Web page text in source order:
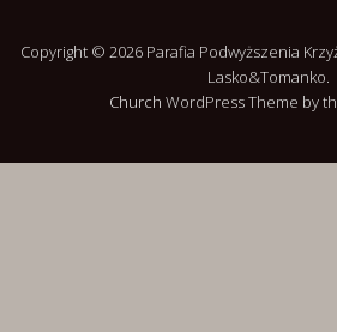
Copyright © 2026 Parafia Podwyższenia
Lasko&Tomanko.
Church WordPress Theme by